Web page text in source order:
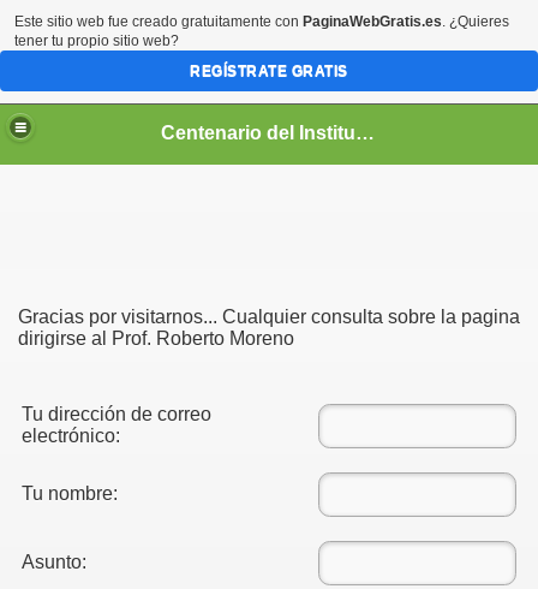
Centenario del Instituto Nacional de Panamá
Gracias por visitarnos... Cualquier consulta sobre la pagina
dirigirse al Prof. Roberto Moreno
Tu dirección de correo
electrónico:
Tu nombre:
Asunto:
Este sitio web fue creado gratuitamente con PaginaWebGratis.es. ¿Quieres
tener tu propio sitio web?
REGÍSTRATE GRATIS